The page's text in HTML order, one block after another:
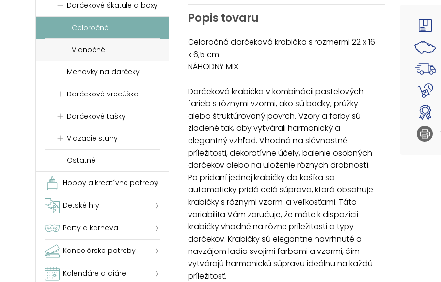
Darčekové škatule a boxy
Celoročné
Vianočné
Menovky na darčeky
Darčekové vrecúška
Darčekové tašky
Viazacie stuhy
Ostatné
Hobby a kreatívne potreby
Detské hry
Party a karneval
Kancelárske potreby
Kalendáre a diáre
Vám
rôzne
a
každú
Popis tovaru
Celoročná darčeková krabička s rozmermi 22 x 16
x 6,5 cm
NÁHODNÝ MIX
Darčeková krabička v kombinácii pastelových
farieb s rôznymi vzormi, ako sú bodky, prúžky
alebo štruktúrovaný povrch. Vzory a farby sú
zladené tak, aby vytvárali harmonický a
elegantný vzhľad. Vhodná na slávnostné
príležitosti, dekoratívne účely, balenie osobných
darčekov alebo na uloženie rôznych drobností.
Po pridaní jednej krabičky do košíka sa
automaticky pridá celá súprava, ktorá obsahuje
krabičky s rôznymi vzormi a veľkosťami. Táto
variabilita Vám zaručuje, že máte k dispozícii
krabičky vhodné na rôzne príležitosti a typy
darčekov. Krabičky sú elegantne navrhnuté a
navzájom ladia svojimi farbami a vzormi, čím
vytvárajú harmonickú súpravu ideálnu na každú
príležitosť.